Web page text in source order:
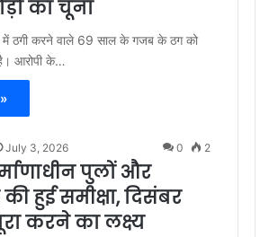
का चूना
में ठगी करने वाले 69 साल के गजब के ठग को
आरोपी के…
July 3, 2026 0 2
पुलों और
हुई समीक्षा, दिसंबर
करने का लक्ष्य